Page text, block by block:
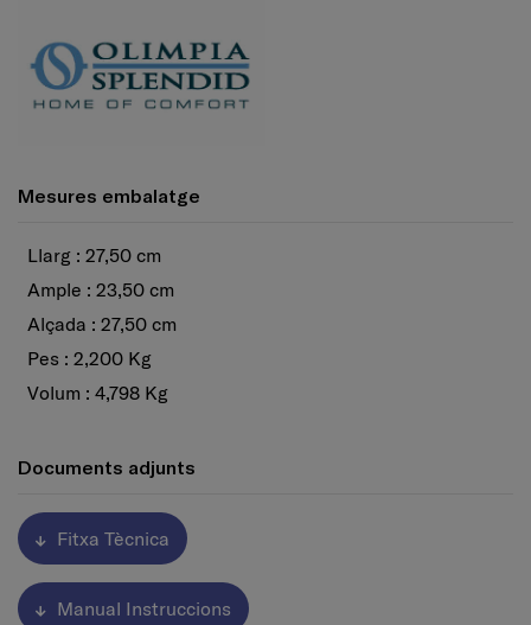
Mesures embalatge
Llarg : 27,50 cm
Ample : 23,50 cm
Alçada : 27,50 cm
Pes : 2,200 Kg
Volum : 4,798 Kg
Documents adjunts
Fitxa Tècnica
Manual Instruccions